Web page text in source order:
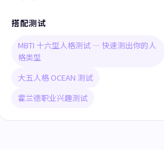
搭配测试
MBTI 十六型人格测试 — 快速测出你的人
格类型
大五人格 OCEAN 测试
霍兰德职业兴趣测试